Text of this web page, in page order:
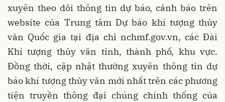
xuyên theo dõi thông tin dự báo, cảnh báo trên
website của Trung tâm Dự báo khí tượng thủy
văn Quốc gia tại địa chỉ nchmf.gov.vn, các Đài
Khí tượng thủy văn tỉnh, thành phố, khu vực.
Đồng thời, cập nhật thường xuyên thông tin dự
báo khí tượng thủy văn mới nhất trên các phương
tiện truyền thông đại chúng chính thống của